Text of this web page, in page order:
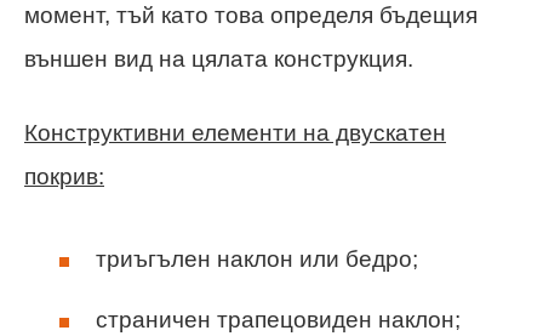
момент, тъй като това определя бъдещия
външен вид на цялата конструкция.
Конструктивни елементи на двускатен
покрив:
триъгълен наклон или бедро;
страничен трапецовиден наклон;